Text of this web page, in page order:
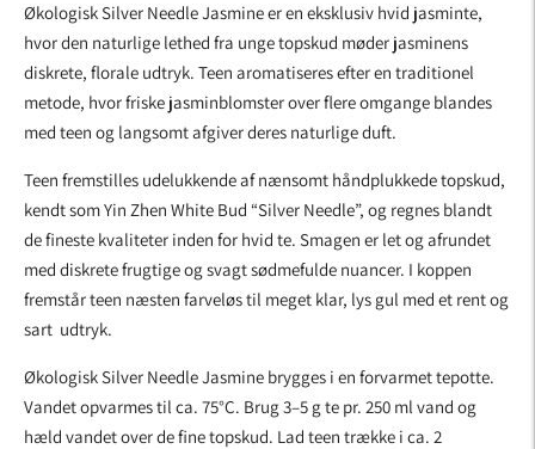
til
kurven
Økologisk Silver Needle Jasmine er en eksklusiv hvid jasminte,
hvor den naturlige lethed fra unge topskud møder jasminens
diskrete, florale udtryk. Teen aromatiseres efter en traditionel
metode, hvor friske jasminblomster over flere omgange blandes
med teen og langsomt afgiver deres naturlige duft.
Teen fremstilles udelukkende af nænsomt håndplukkede topskud,
kendt som Yin Zhen White Bud “Silver Needle”, og regnes blandt
de fineste kvaliteter inden for hvid te. Smagen er let og afrundet
med diskrete frugtige og svagt sødmefulde nuancer. I koppen
fremstår teen næsten farveløs til meget klar, lys gul med et rent og
sart udtryk.
Økologisk Silver Needle Jasmine brygges i en forvarmet tepotte.
Vandet opvarmes til ca. 75°C. Brug 3–5 g te pr. 250 ml vand og
hæld vandet over de fine topskud. Lad teen trække i ca. 2